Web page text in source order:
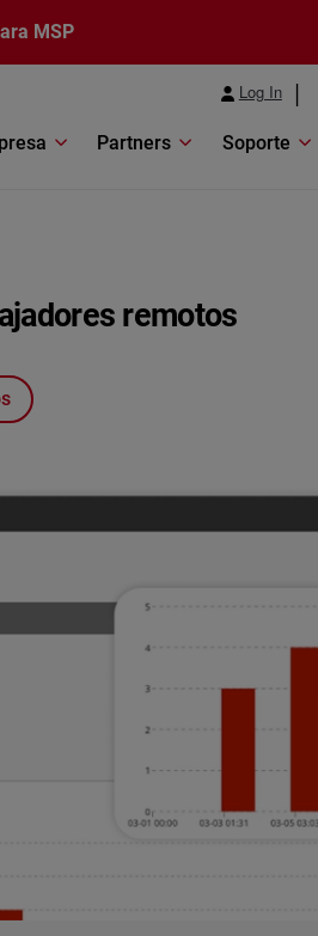
MSP
Log In
Partners Soporte
remotos